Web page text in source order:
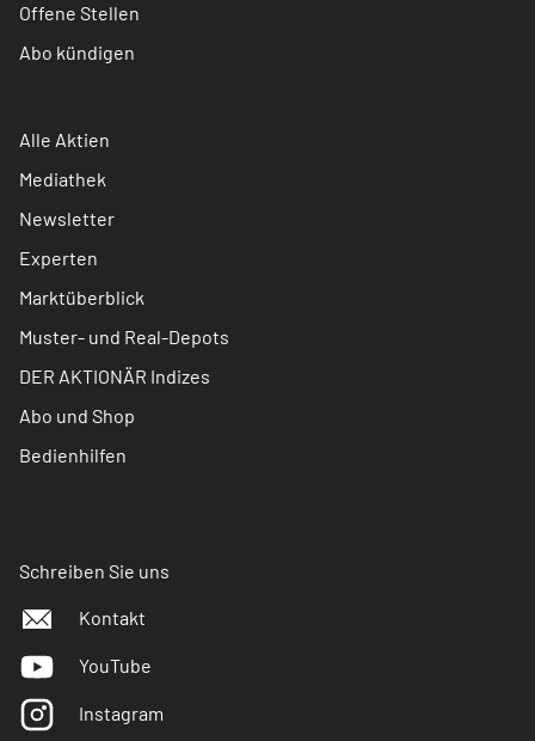
Offene Stellen
Abo kündigen
Alle Aktien
Mediathek
Newsletter
Experten
Marktüberblick
Muster- und Real-Depots
DER AKTIONÄR Indizes
Abo und Shop
Bedienhilfen
Schreiben Sie uns
Kontakt
YouTube
Instagram